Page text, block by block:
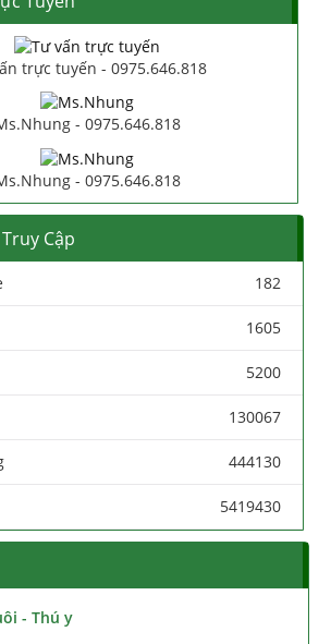
trực tuyến - 0975.646.818
- 0975.646.818
- 0975.646.818
Cập
182
1605
5200
130067
444130
5419430
- Thú y